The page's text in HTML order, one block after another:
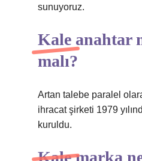
sunuyoruz.
Kale anahtar
malı?
Artan talebe paralel
ihracat şirketi 1979
kuruldu.
Kale marka